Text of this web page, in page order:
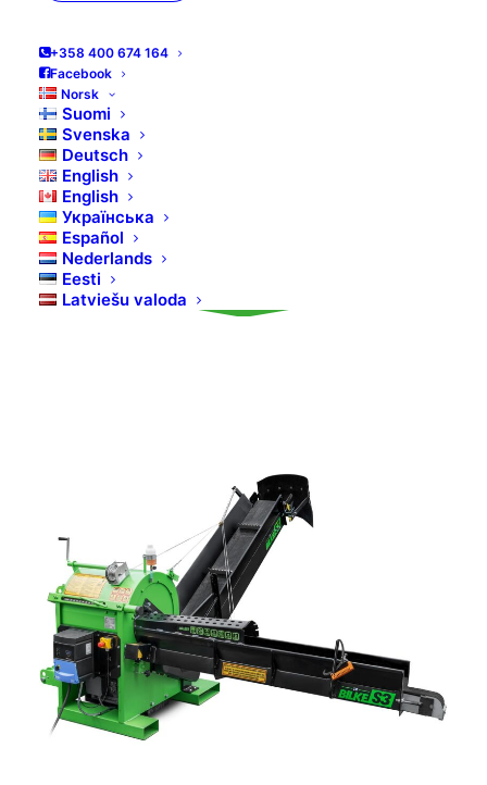
+358 400 674 164
Facebook
Norsk
Suomi
Svenska
Deutsch
English
English
Українська
Español
Nederlands
Eesti
Latviešu valoda
å bruke. Å kløyve ved med en
vedmaskin med automatisk matebånd
er både enkelt og trygt.